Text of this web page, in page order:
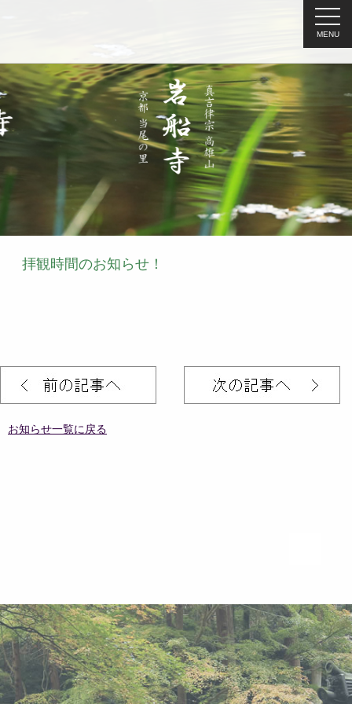
MENU
拝観時間のお知らせ！
お知らせ一覧に戻る